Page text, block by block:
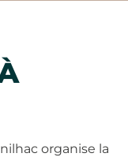
organise la